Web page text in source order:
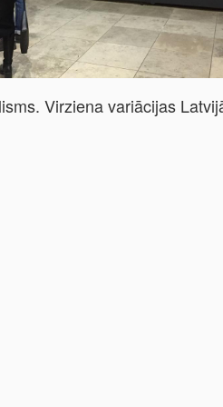
Virziena variācijas